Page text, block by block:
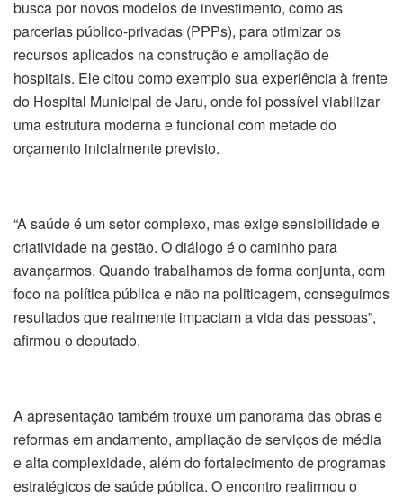
busca por novos modelos de investimento, como as
parcerias público-privadas (PPPs), para otimizar os
recursos aplicados na construção e ampliação de
hospitais. Ele citou como exemplo sua experiência à frente
do Hospital Municipal de Jaru, onde foi possível viabilizar
uma estrutura moderna e funcional com metade do
orçamento inicialmente previsto.
“A saúde é um setor complexo, mas exige sensibilidade e
criatividade na gestão. O diálogo é o caminho para
avançarmos. Quando trabalhamos de forma conjunta, com
foco na política pública e não na politicagem, conseguimos
resultados que realmente impactam a vida das pessoas”,
afirmou o deputado.
A apresentação também trouxe um panorama das obras e
reformas em andamento, ampliação de serviços de média
e alta complexidade, além do fortalecimento de programas
estratégicos de saúde pública. O encontro reafirmou o